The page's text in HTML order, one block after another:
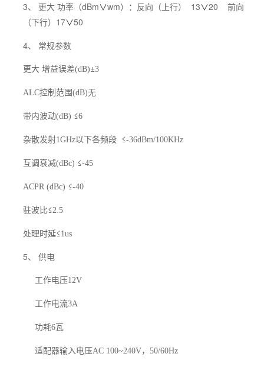
3、 更大 功率（dBm∨wm）：反向（上行） 13∨20 前向
（下行）17∨50
4、 常规参数
更大 增益误差(dB)±3
ALC控制范围(dB)无
带内波动(dB) ≤6
杂散发射1GHz以下各频段 ≤-36dBm/100KHz
互调衰减(dBc) ≤-45
ACPR (dBc) ≤-40
驻波比≤2.5
处理时延≤1us
5、 供电
工作电压12V
工作电流3A
功耗6瓦
适配器输入电压AC 100~240V， 50/60Hz